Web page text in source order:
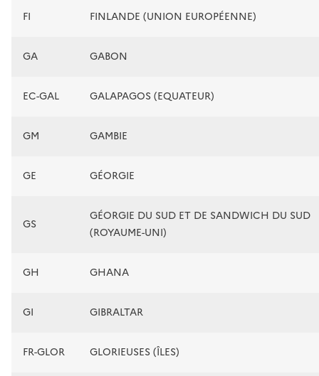
FI FINLANDE (UNION EUROPÉENNE)
GA GABON
EC-GAL GALAPAGOS (EQUATEUR)
GM GAMBIE
GE GÉORGIE
GS
GÉORGIE DU SUD ET DE SANDWICH DU SUD
(ROYAUME-UNI)
GH GHANA
GI GIBRALTAR
FR-GLOR GLORIEUSES (ÎLES)